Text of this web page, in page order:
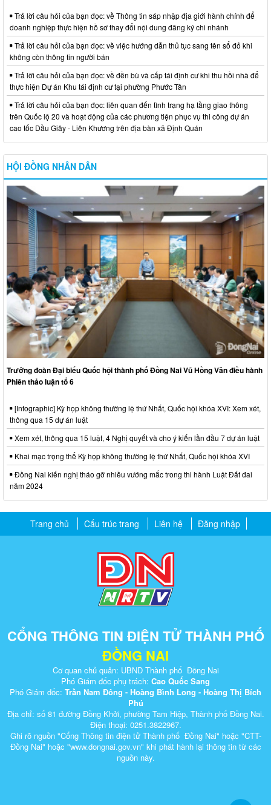
Trả lời câu hỏi của bạn đọc: về Thông tin sáp nhập địa giới hành chính để
doanh nghiệp thực hiện hồ sơ thay đổi nội dung đăng ký chi nhánh
Trả lời câu hỏi của bạn đọc: về việc hướng dẫn thủ tục sang tên sổ đỏ khi
không còn thông tin người bán
Trả lời câu hỏi của bạn đọc: về đền bù và cấp tái định cư khi thu hồi nhà để
thực hiện Dự án Khu tái định cư tại phường Phước Tân
Trả lời câu hỏi của bạn đọc: liên quan đến tình trạng hạ tầng giao thông
trên Quốc lộ 20 và hoạt động của các phương tiện phục vụ thi công dự án
cao tốc Dầu Giây - Liên Khương trên địa bàn xã Định Quán
HỘI ĐỒNG NHÂN DÂN
Trưởng đoàn Đại biểu Quốc hội thành phố Đồng Nai Vũ Hồng Văn điều hành
Phiên thảo luận tổ 6
[Infographic] Kỳ họp không thường lệ thứ Nhất, Quốc hội khóa XVI: Xem xét,
thông qua 15 dự án luật
Xem xét, thông qua 15 luật, 4 Nghị quyết và cho ý kiến lần đầu 7 dự án luật
Khai mạc trọng thể Kỳ họp không thường lệ thứ Nhất, Quốc hội khóa XVI
Đồng Nai kiến nghị tháo gỡ nhiều vướng mắc trong thi hành Luật Đất đai
năm 2024
Trang chủ Cấu trúc trang Liên hệ Đăng nhập
CỔNG THÔNG TIN ĐIỆN TỬ THÀNH PHỐ
ĐỒNG NAI
Cơ quan chủ quản: UBND Thành phố Đồng Nai
Phó Giám đốc phụ trách: Cao Quốc Sang
Phó Giám đốc: Trần Nam Đông - Hoàng Bình Long - Hoàng Thị Bích
Phú
Địa chỉ: số 81 đường Đồng Khởi, phường Tam Hiệp, Thành phố Đồng Nai.
Điện thoại: 0251.3822967.
Ghi rõ nguồn "Cổng Thông tin điện tử Thành phố Đồng Nai" hoặc "CTT-
Đồng Nai" hoặc "www.dongnai.g​ov.vn" khi ​phát hành lại thông tin từ các
nguồn này.​